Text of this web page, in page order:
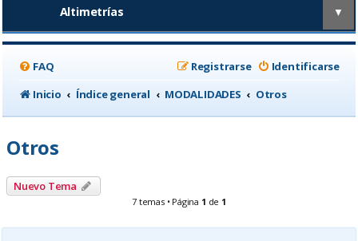
Altimetrías ▼
FAQ Identificarse
Registrarse
Inicio
Índice general MODALIDADES Otros
Otros
Nuevo Tema
7 temas • Página 1 de 1